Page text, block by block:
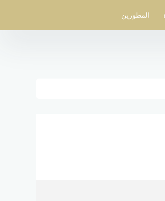
المطورين